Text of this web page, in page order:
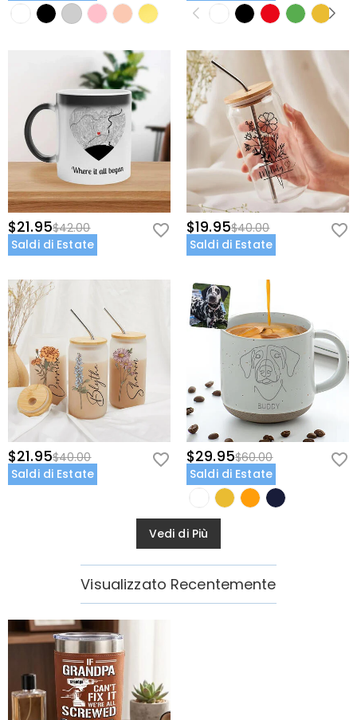
$21.95$42.00
Saldi di Estate
$19.95$40.00
Saldi di Estate
$21.95$40.00
Saldi di Estate
$29.95$60.00
Saldi di Estate
Vedi di Più
Visualizzato Recentemente